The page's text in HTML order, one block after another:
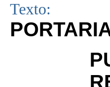
Texto: